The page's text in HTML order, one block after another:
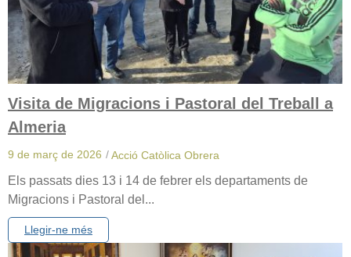
Visita de Migracions i Pastoral del Treball a
Almeria
9 de març de 2026 /Acció Catòlica Obrera
Els passats dies 13 i 14 de febrer els departaments de
Migracions i Pastoral del...
Llegir-ne més